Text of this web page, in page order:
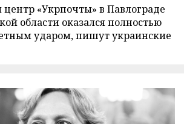
«Укрпочты» в Павлограде
области оказался полностью
ударом, пишут украинские